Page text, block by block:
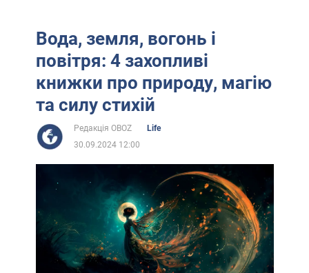
Вода, земля, вогонь і
повітря: 4 захопливі
книжки про природу, магію
та силу стихій
Редакція OBOZ
Life
30.09.2024 12:00